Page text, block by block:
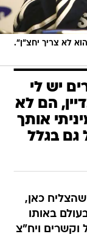
לא צריך יחצ"ן".
יש לי
הם לא
אותך
גם בגלל
כאן,
באותו
וקשרים ויח"צ